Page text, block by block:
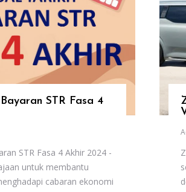
STR Fasa 4
STR Fasa 4 Akhir 2024 -
untuk membantu
cabaran ekonomi